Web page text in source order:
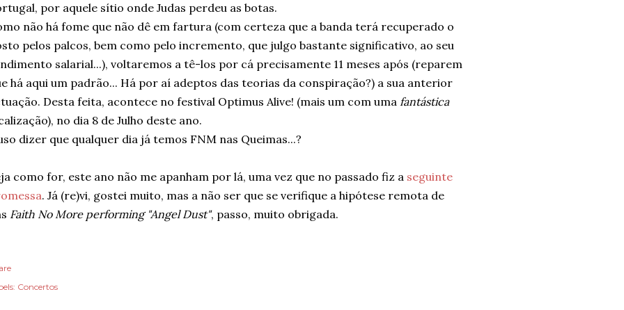
por aquele sítio onde Judas perdeu as botas.
não há fome que não dê em fartura (com certeza que a banda terá recuperado o
pelos palcos, bem como pelo incremento, que julgo bastante significativo, ao seu
salarial...), voltaremos a tê-los por cá precisamente 11 meses após (reparem
há aqui um padrão... Há por aí adeptos das teorias da conspiração?) a sua anterior
Desta feita, acontece no festival Optimus Alive! (mais um com uma fantástica
no dia 8 de Julho deste ano.
dizer que qualquer dia já temos FNM nas Queimas...?
como for, este ano não me apanham por lá, uma vez que no passado fiz a seguinte
. Já (re)vi, gostei muito, mas a não ser que se verifique a hipótese remota de
Faith No More performing "Angel Dust", passo, muito obrigada.
Concertos